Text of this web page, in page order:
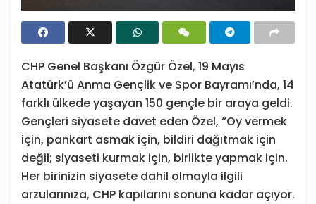
CHP Genel Başkanı Özgür Özel, 19 Mayıs
Atatürk’ü Anma Gençlik ve Spor Bayramı’nda, 14
farklı ülkede yaşayan 150 gençle bir araya geldi.
Gençleri siyasete davet eden Özel, “Oy vermek
için, pankart asmak için, bildiri dağıtmak için
değil; siyaseti kurmak için, birlikte yapmak için.
Her birinizin siyasete dahil olmayla ilgili
arzularınıza, CHP kapılarını sonuna kadar açıyor.